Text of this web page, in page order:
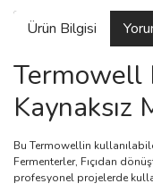
Ürün Bilgisi
Termowell
Bu Termowellin
Fermenterler, Fıçıdan
profesyonel projelerde